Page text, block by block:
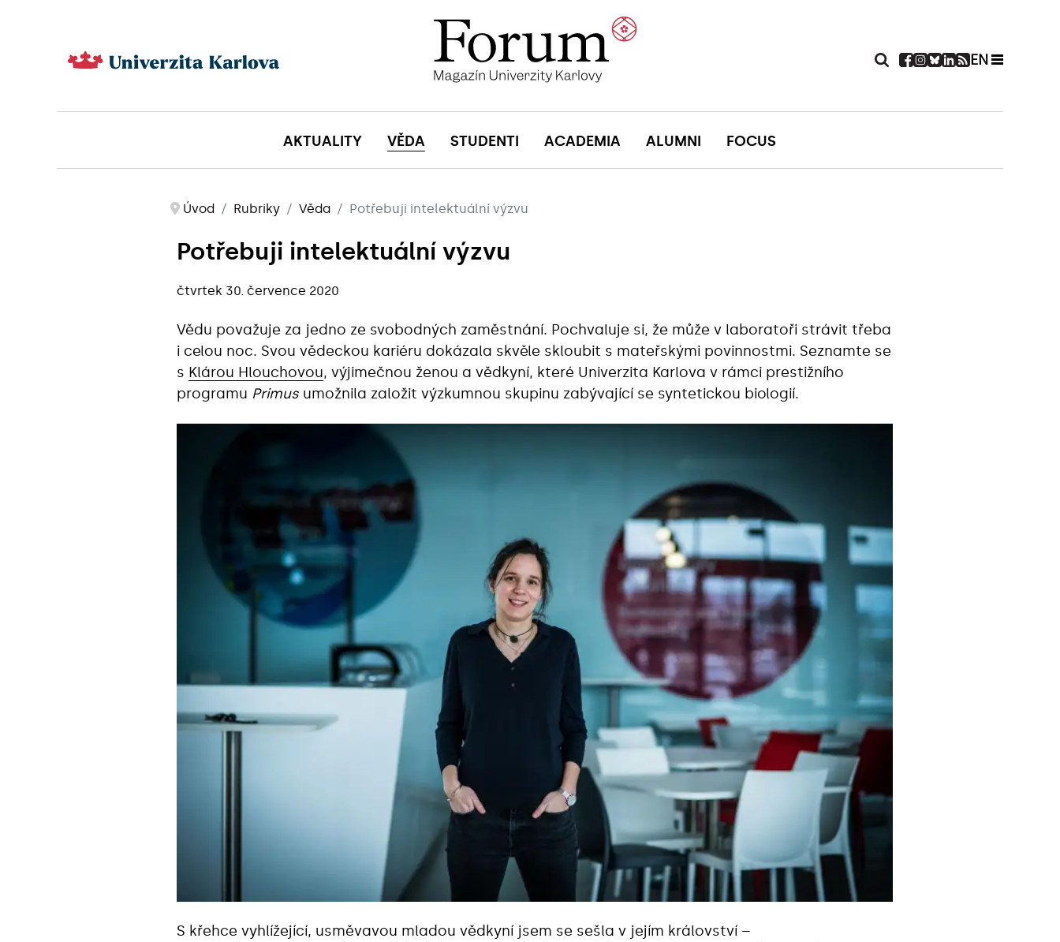
EN
AKTUALITY VĚDA STUDENTI ACADEMIA ALUMNI FOCUS
Úvod Rubriky Věda Potřebuji intelektuální výzvu
Potřebuji intelektuální výzvu
čtvrtek 30. července 2020
Vědu považuje za jedno ze svobodných zaměstnání. Pochvaluje si, že může v laboratoři strávit třeba
i celou noc. Svou vědeckou kariéru dokázala skvěle skloubit s mateřskými povinnostmi. Seznamte se
s Klárou Hlouchovou, výjimečnou ženou a vědkyní, které Univerzita Karlova v rámci prestižního
programu Primus umožnila založit výzkumnou skupinu zabývající se syntetickou biologií.
S křehce vyhlížející, usměvavou mladou vědkyní jsem se sešla v jejím království –